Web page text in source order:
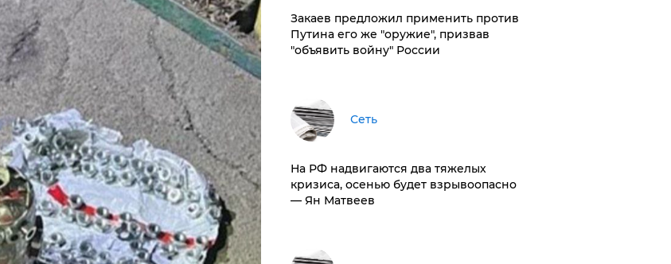
Закаев предложил применить против
Путина его же "оружие", призвав
"объявить войну" России
Сеть
На РФ надвигаются два тяжелых
кризиса, осенью будет взрывоопасно
— Ян Матвеев